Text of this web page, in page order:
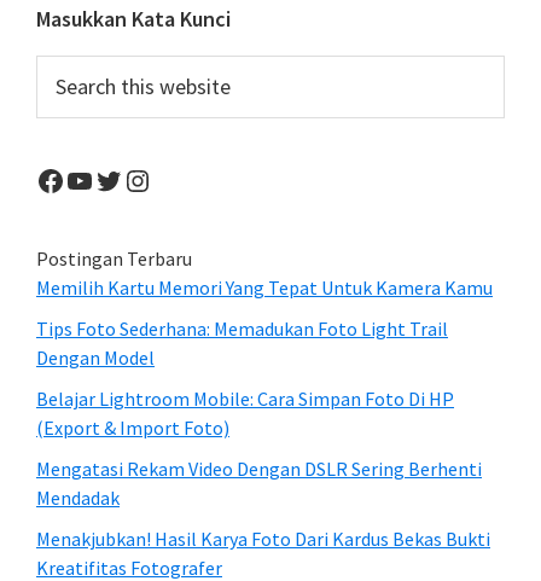
Primary
Sidebar
Masukkan Kata Kunci
this
website
Facebook
YouTube
Twitter
Instagram
Postingan Terbaru
Memilih Kartu Memori Yang Tepat Untuk Kamera Kamu
Tips Foto Sederhana: Memadukan Foto Light Trail
Dengan Model
Belajar Lightroom Mobile: Cara Simpan Foto Di HP
(Export & Import Foto)
Mengatasi Rekam Video Dengan DSLR Sering Berhenti
Mendadak
Menakjubkan! Hasil Karya Foto Dari Kardus Bekas Bukti
Kreatifitas Fotografer